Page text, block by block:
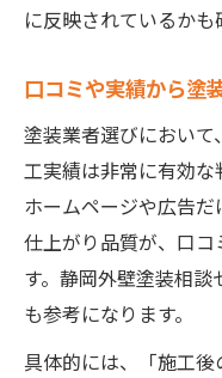
に反映されているかも
口コミや実績から塗
塗装業者選びにおい
工実績は非常に有効
ホームページや広告
仕上がり品質が、口
す。静岡外壁塗装相
も参考になります。
具体的には、「施工後